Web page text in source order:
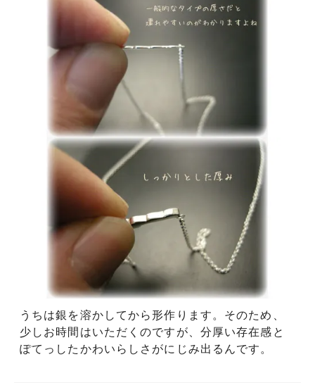
うちは銀を溶かしてから形作ります。そのため、
少しお時間はいただくのですが、分厚い存在感と
ぽてっしたかわいらしさがにじみ出るんです。